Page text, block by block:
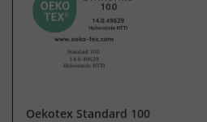
Oekotex Standard 100